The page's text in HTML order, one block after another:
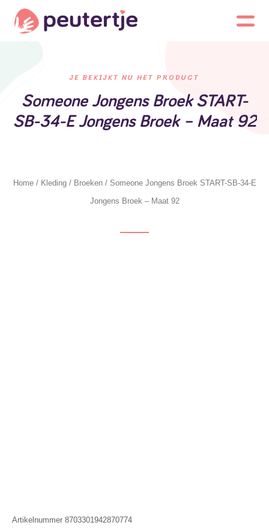
JE BEKIJKT NU HET PRODUCT
Someone Jongens Broek START-
SB-34-E Jongens Broek – Maat 92
Home/ Kleding/ Broeken/ Someone Jongens Broek START-SB-34-E
Jongens Broek – Maat 92
Artikelnummer 8703301942870774